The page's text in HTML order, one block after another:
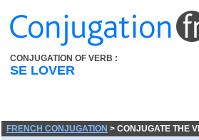
CONJUGATION OF VERB :
SE LOVER
FRENCH CONJUGATION > CONJUGATE THE